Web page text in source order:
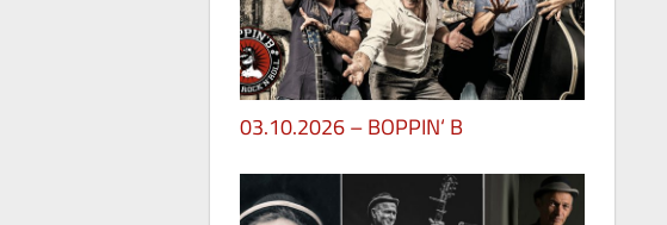
03.10.2026 – BOPPIN‘ B